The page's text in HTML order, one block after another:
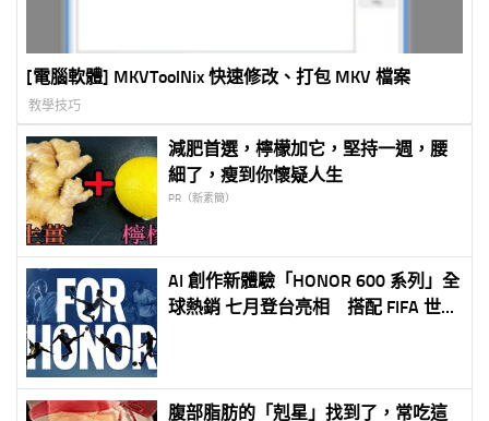
[電腦軟體] MKVToolNix 快速修改、打包 MKV 檔案
教學技巧
減肥首選，檸檬加它，堅持一週，腰
細了，瘦到你懷疑人生
PR（新素簡）
AI 創作新體驗「HONOR 600 系列」全
球熱銷 七月登台亮相 搭配 FIFA 世足
腹部脂肪的「剋星」找到了，常吃這